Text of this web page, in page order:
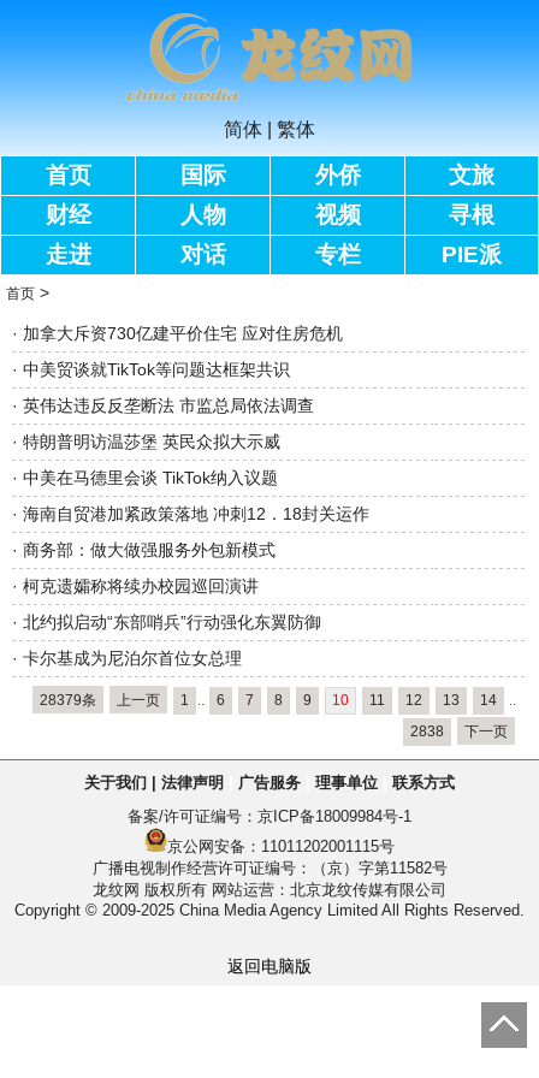
简体 繁体
首页 国际 外侨
文旅
财经
人物 视频
寻根
走进
对话 专栏 PIE派
首页 >
· 加拿大斥资730亿建平价住宅 应对住房危机
· 中美贸谈就TikTok等问题达框架共识
· 英伟达违反反垄断法 市监总局依法调查
· 特朗普明访温莎堡 英民众拟大示威
· 中美在马德里会谈 TikTok纳入议题
· 海南自贸港加紧政策落地 冲刺12．18封关运作
· 商务部：做大做强服务外包新模式
· 柯克遗孀称将续办校园巡回演讲
· 北约拟启动“东部哨兵”行动强化东翼防御
· 卡尔基成为尼泊尔首位女总理
28379条 上一页 1 .. 6 7 8 9 10 11 12 13 14
..
2838
下一页
关于我们 法律声明 广告服务 理事单位
联系方式
备案/许可证编号： 京ICP备18009984号-1
京公网安备：11011202001115号
广播电视制作经营许可证编号：（京）字第11582号
龙纹网 版权所有 网站运营：北京龙纹传媒有限公司
Copyright © 2009-2025 China Media Agency Limited All Rights Reserved.
返回电脑版